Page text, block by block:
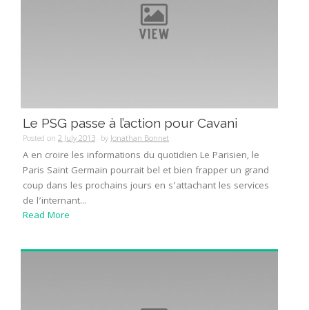
Le PSG passe à l’action pour Cavani
Posted on 2 July 2013 byJonathan Bonnet
A en croire les informations du quotidien Le Parisien, le
Paris Saint Germain pourrait bel et bien frapper un grand
coup dans les prochains jours en s’attachant les services
de l’internant...
Read More